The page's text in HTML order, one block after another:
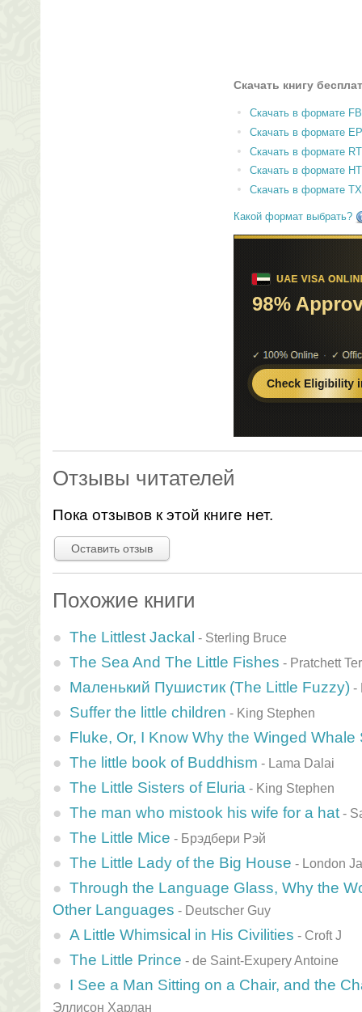
Скачать книгу
Скачать в формате
Скачать в формате
Скачать в формате
Скачать в формате
Скачать в формате
Какой формат выбрать?
Отзывы читателей
Пока отзывов к этой книге нет.
Оставить отзыв
Похожие книги
The Littlest Jackal - Sterling Bruce
The Sea And The Little Fishes - Pratchett
Маленький Пушистик (The Little Fuzzy) -
Suffer the little children - King Stephen
Fluke, Or, I Know Why the Winged Whale
The little book of Buddhism - Lama Dalai
The Little Sisters of Eluria - King Stephen
The man who mistook his wife for a hat -
The Little Mice - Брэдбери Рэй
The Little Lady of the Big House - London
Through the Language Glass, Why the
Other Languages - Deutscher Guy
A Little Whimsical in His Civilities - Croft J
The Little Prince - de Saint-Exupery Antoine
I See a Man Sitting on a Chair, and the
Эллисон Харлан